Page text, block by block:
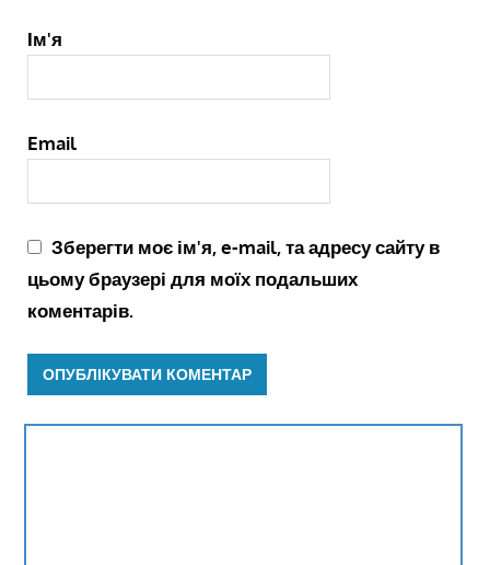
Ім'я
Email
Зберегти моє ім'я, e-mail, та адресу сайту в
цьому браузері для моїх подальших
коментарів.